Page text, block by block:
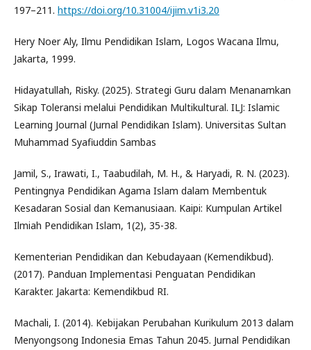
197–211. https://doi.org/10.31004/ijim.v1i3.20
Hery Noer Aly, Ilmu Pendidikan Islam, Logos Wacana Ilmu,
Jakarta, 1999.
Hidayatullah, Risky. (2025). Strategi Guru dalam Menanamkan
Sikap Toleransi melalui Pendidikan Multikultural. ILJ: Islamic
Learning Journal (Jurnal Pendidikan Islam). Universitas Sultan
Muhammad Syafiuddin Sambas
Jamil, S., Irawati, I., Taabudilah, M. H., & Haryadi, R. N. (2023).
Pentingnya Pendidikan Agama Islam dalam Membentuk
Kesadaran Sosial dan Kemanusiaan. Kaipi: Kumpulan Artikel
Ilmiah Pendidikan Islam, 1(2), 35-38.
Kementerian Pendidikan dan Kebudayaan (Kemendikbud).
(2017). Panduan Implementasi Penguatan Pendidikan
Karakter. Jakarta: Kemendikbud RI.
Machali, I. (2014). Kebijakan Perubahan Kurikulum 2013 dalam
Menyongsong Indonesia Emas Tahun 2045. Jurnal Pendidikan